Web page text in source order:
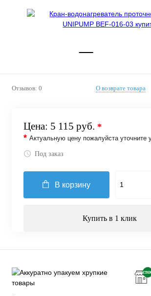
Отзывов: 0 О возврате товара
Цена: 5 115 руб. *
* Актуальную цену пожалуйста уточните
Под заказ
В корзину
Купить в 1 клик